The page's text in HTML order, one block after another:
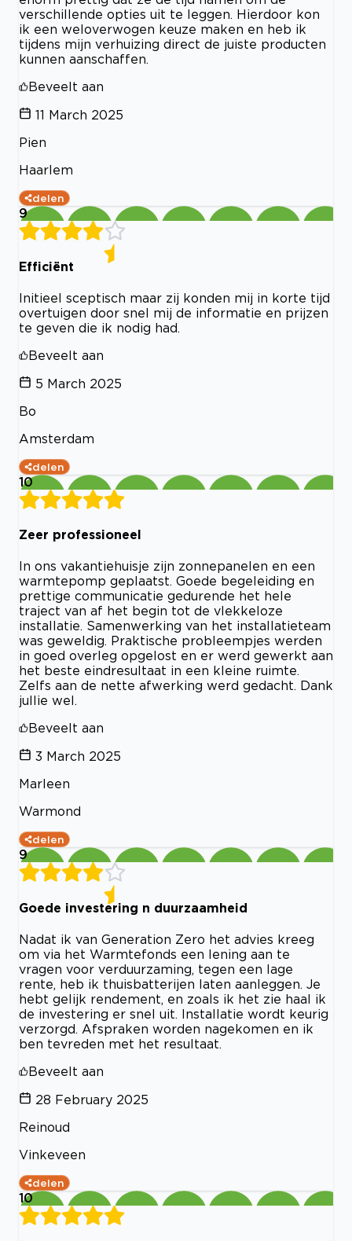
verschillende opties uit te leggen. Hierdoor kon
ik een weloverwogen keuze maken en heb ik
tijdens mijn verhuizing direct de juiste producten
kunnen aanschaffen.
Beveelt aan
11 March 2025
Pien
Haarlem
delen
9
Efficiënt
Initieel sceptisch maar zij konden mij in korte tijd
overtuigen door snel mij de informatie en prijzen
te geven die ik nodig had.
Beveelt aan
5 March 2025
Bo
Amsterdam
delen
10
Zeer professioneel
In ons vakantiehuisje zijn zonnepanelen en een
warmtepomp geplaatst. Goede begeleiding en
prettige communicatie gedurende het hele
traject van af het begin tot de vlekkeloze
installatie. Samenwerking van het installatieteam
was geweldig. Praktische probleempjes werden
in goed overleg opgelost en er werd gewerkt aan
het beste eindresultaat in een kleine ruimte.
Zelfs aan de nette afwerking werd gedacht. Dank
jullie wel.
Beveelt aan
3 March 2025
Marleen
Warmond
delen
9
Goede investering n duurzaamheid
Nadat ik van Generation Zero het advies kreeg
om via het Warmtefonds een lening aan te
vragen voor verduurzaming, tegen een lage
rente, heb ik thuisbatterijen laten aanleggen. Je
hebt gelijk rendement, en zoals ik het zie haal ik
de investering er snel uit. Installatie wordt keurig
verzorgd. Afspraken worden nagekomen en ik
ben tevreden met het resultaat.
Beveelt aan
28 February 2025
Reinoud
Vinkeveen
delen
10